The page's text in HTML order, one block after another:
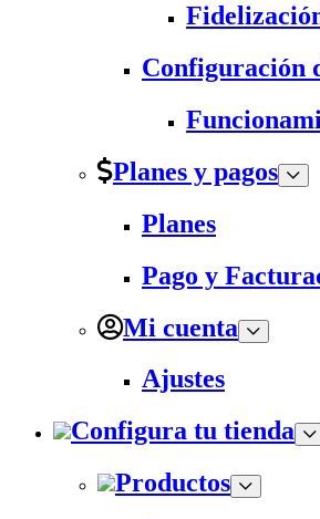
Configuración
Planes y pagos
Planes
Pago y
Mi cuenta
Ajustes
Configura tu tienda
Productos